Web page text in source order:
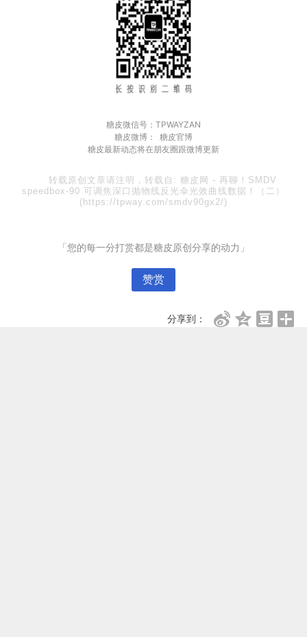
糖皮微信号：TPWAYZAN
糖皮微博： 糖皮官博
糖皮最新动态将在朋友圈跟微博更新
转载原创文章请注明，转载自: 糖皮网 - 再聊！SMDV
speedbox-90 可调焦深口抛物线反光伞光效曲线数据！（二）
(https://tpway.com/smdv90gx2/)
「您的每一分打赏都是糖皮原创分享的动力」
赞赏
分享到：